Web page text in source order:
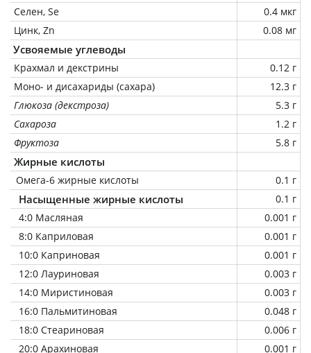
Селен, Se
0.4 мкг
Цинк, Zn
0.08 мг
Усвояемые углеводы
Крахмал и декстрины
0.12 г
Моно- и дисахариды (сахара)
12.3 г
Глюкоза (декстроза)
5.3 г
Сахароза
1.2 г
Фруктоза
5.8 г
Жирные кислоты
Омега-6 жирные кислоты 0.1 г
Насыщенные жирные кислоты
0.1 г
4:0 Масляная
0.001 г
8:0 Каприловая
0.001 г
10:0 Каприновая
0.001 г
12:0 Лауриновая
0.003 г
14:0 Миристиновая
0.003 г
16:0 Пальмитиновая
0.048 г
18:0 Стеариновая
0.006 г
20:0 Арахиновая
0.001 г